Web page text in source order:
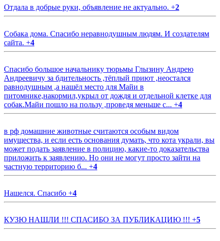
Отдала в добрые руки, объявление не актуально. +2
Собака дома. Спасибо неравнодушным людям. И создателям
сайта. +4
Спасибо большое начальнику тюрьмы Глызину Андрею
Андреевичу за бдительность ,тёплый приют ,неостался
равнодушным ,а нашёл место для Майи в
питомнике,накормил,укрыл от дождя и отдельной клетке для
собак.Майи пошло на пользу ,проведя меньше с... +4
в рф домашние животные считаются особым видом
имущества, и если есть основания думать, что кота украли, вы
может подать заявление в полицию, какие-то доказательства
приложить к заявлению. Но они не могут просто зайти на
частную территорию б... +4
Нашелся. Спасибо +4
КУЗЮ НАШЛИ !!! СПАСИБО ЗА ПУБЛИКАЦИЮ !!! +5